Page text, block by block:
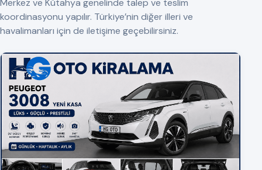
koordinasyonu yapılır. Türkiye’nin diğer illeri ve
havalimanları için de iletişime geçebilirsiniz.